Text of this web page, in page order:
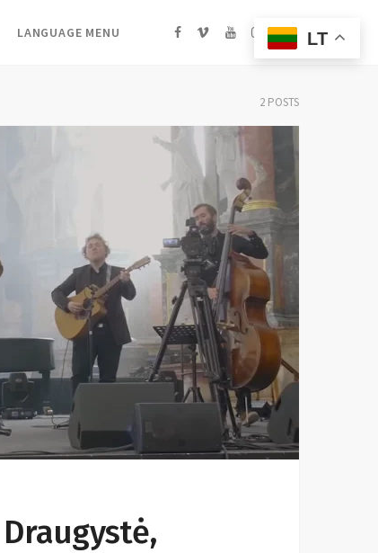
LANGUAGE MENU [:lt]FaceBook[:en]FB[:ru]FB[:]
VimeoYouTubeInstagramSearch
2 POSTS
LT